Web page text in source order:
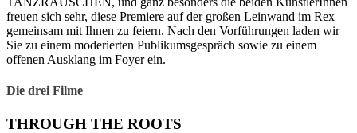
freuen sich sehr, diese Premiere auf der großen Leinwand im Rex
gemeinsam mit Ihnen zu feiern. Nach den Vorführungen laden wir
Sie zu einem moderierten Publikumsgespräch sowie zu einem
offenen Ausklang im Foyer ein.
Die drei Filme
THROUGH THE ROOTS